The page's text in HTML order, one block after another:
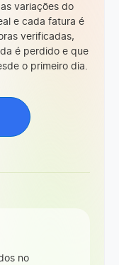
variações do
e cada fatura é
verificadas,
é perdido e que
o primeiro dia.
no